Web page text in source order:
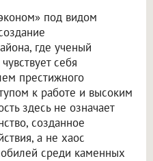
под видом
где ученый
себя
престижного
к работе и высоким
здесь не означает
созданное
а не хаос
среди каменных